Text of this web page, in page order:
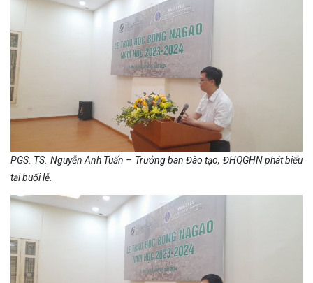
PGS. TS. Nguyễn Anh Tuấn – Trưởng ban Đào tạo, ĐHQGHN phát biểu
tại buổi lễ.